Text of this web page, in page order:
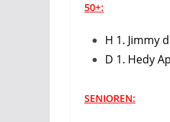
50+:
H 1. Jimmy
D 1. Hedy
SENIOREN: